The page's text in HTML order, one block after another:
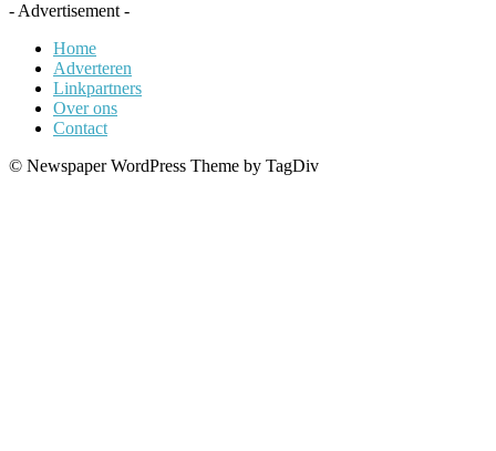
- Advertisement -
Home
Adverteren
Linkpartners
Over ons
Contact
© Newspaper WordPress Theme by TagDiv